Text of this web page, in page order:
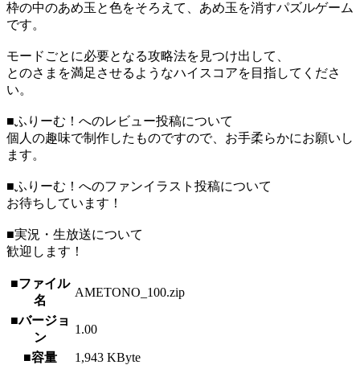
枠の中のあめ玉と色をそろえて、あめ玉を消すパズルゲーム
です。
モードごとに必要となる攻略法を見つけ出して、
とのさまを満足させるようなハイスコアを目指してくださ
い。
■ふりーむ！へのレビュー投稿について
個人の趣味で制作したものですので、お手柔らかにお願いし
ます。
■ふりーむ！へのファンイラスト投稿について
お待ちしています！
■実況・生放送について
歓迎します！
■ファイル
名
AMETONO_100.zip
■バージョ
ン
1.00
■容量
1,943 KByte